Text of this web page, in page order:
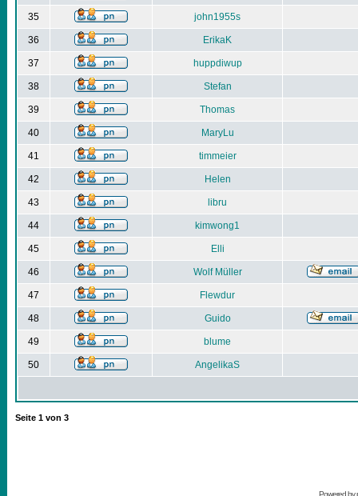
35 john1955s
36 ErikaK
37 huppdiwup
38 Stefan
39 Thomas
40 MaryLu
41 timmeier
42 Helen
43 libru
44 kimwong1
45 Elli
46 Wolf Müller
47 Flewdur
48 Guido
49 blume
50 AngelikaS
Seite 1 von 3
Powered by